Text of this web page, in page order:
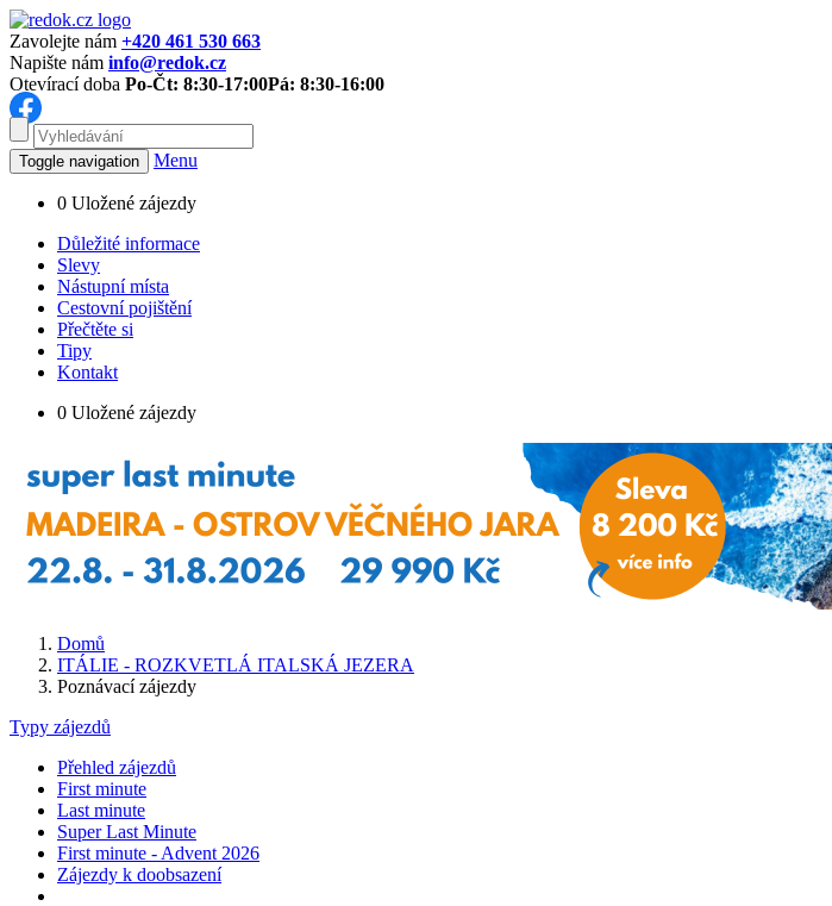
Zavolejte nám +420 461 530 663
Napište nám info@redok.cz
Otevírací doba Po-Čt: 8:30-17:00Pá: 8:30-16:00
Toggle navigation Menu
0 Uložené zájezdy
Důležité informace
Slevy
Nástupní místa
Cestovní pojištění
Přečtěte si
Tipy
Kontakt
0 Uložené zájezdy
Domů
ITÁLIE - ROZKVETLÁ ITALSKÁ JEZERA
Poznávací zájezdy
Typy zájezdů
Přehled zájezdů
First minute
Last minute
Super Last Minute
First minute - Advent 2026
Zájezdy k doobsazení